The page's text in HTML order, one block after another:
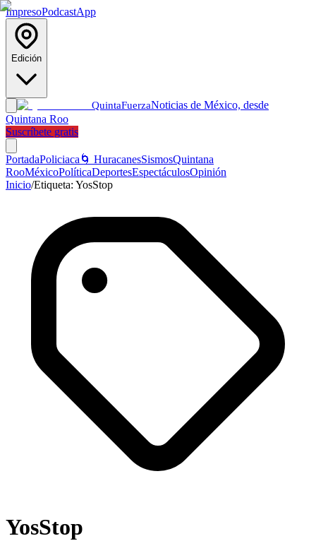
ImpresoPodcastApp
Edición
QuintaFuerzaNoticias de México, desde
Quintana Roo
Suscríbete gratis
PortadaPoliciaca 🌀 HuracanesSismosQuintana
RooMéxicoPolíticaDeportesEspectáculosOpinión
Inicio/Etiqueta: YosStop
YosStop